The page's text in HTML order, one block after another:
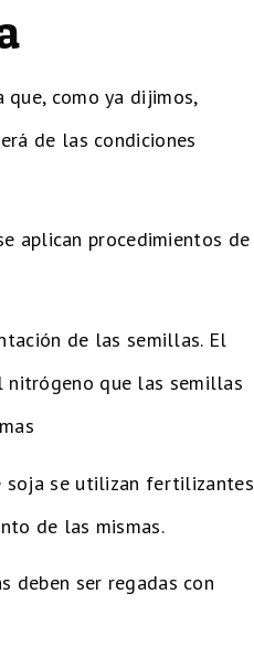
como ya dijimos,
de las condiciones
aplican procedimientos de
de las semillas. El
nitrógeno que las semillas
soja se utilizan fertilizantes
de las mismas.
deben ser regadas con